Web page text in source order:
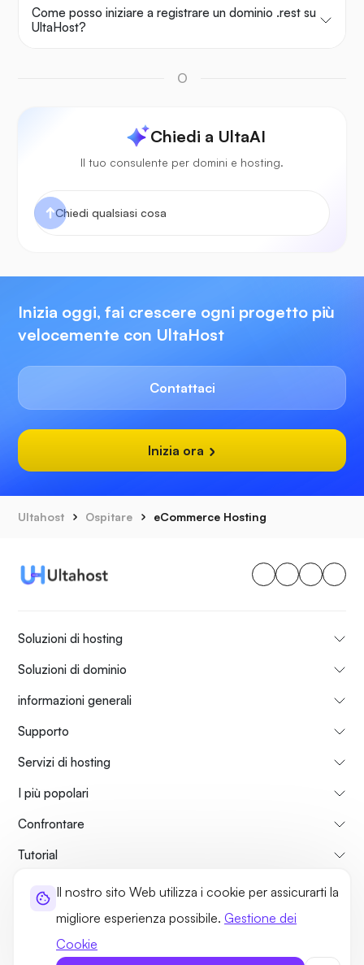
Il nostro sito Web utilizza i cookie per assicurarti la
migliore esperienza possibile. Gestione dei
Cookie
Come posso iniziare a registrare un dominio .rest su
UltaHost?
O
Chiedi a UltaAI
Il tuo consulente per domini e hosting.
Inizia oggi, fai crescere ogni progetto più
velocemente con UltaHost
Contattaci
Inizia ora
Ultahost Ospitare eCommerce Hosting
Soluzioni di hosting
Soluzioni di dominio
informazioni generali
Supporto
Servizi di hosting
I più popolari
Confrontare
Tutorial
Su di Noi
Norme sulla PrivacyPolitiche legaliMappa del sito